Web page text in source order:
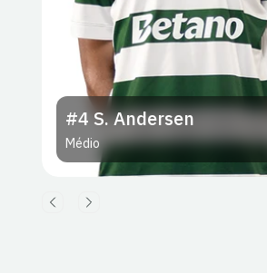
#4S. Andersen
Médio